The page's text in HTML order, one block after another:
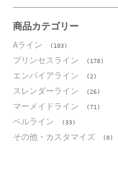
ブ
商品カテゴリー
Aライン (103)
プリンセスライン (178)
エンパイアライン (2)
スレンダーライン (26)
マーメイドライン (71)
ベルライン (33)
その他・カスタマイズ (0)